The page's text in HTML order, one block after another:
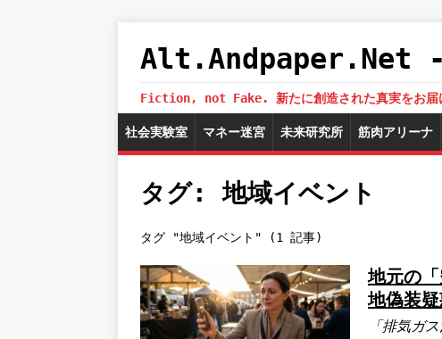
Alt.Andpaper.Net -
Fiction, not Fake. 新たに創造された真実をお届
社会実験室 マネー迷宮 未来研究所 筋肉アリーナ
タグ: 地域イベント
タグ "地域イベント" (1 記事)
地元の
地偽装
「排気ガ